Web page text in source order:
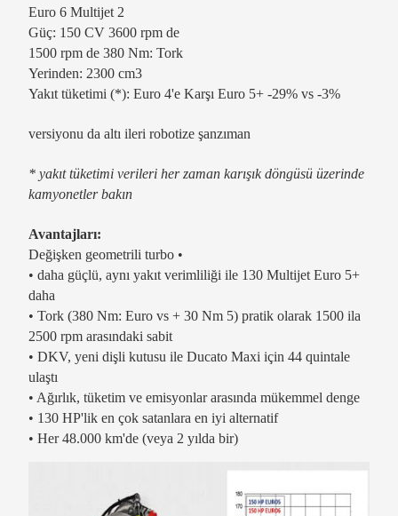
Euro 6 Multijet 2
Güç: 150 CV 3600 rpm de
1500 rpm de 380 Nm: Tork
Yerinden: 2300 cm3
Yakıt tüketimi (*): Euro 4'e Karşı Euro 5+ -29% vs -3%
versiyonu da altı ileri robotize şanzıman
* yakıt tüketimi verileri her zaman karışık döngüsü üzerinde
kamyonetler bakın
Avantajları:
Değişken geometrili turbo •
• daha güçlü, aynı yakıt verimliliği ile 130 Multijet Euro 5+
daha
• Tork (380 Nm: Euro vs + 30 Nm 5) pratik olarak 1500 ila
2500 rpm arasındaki sabit
• DKV, yeni dişli kutusu ile Ducato Maxi için 44 quintale
ulaştı
• Ağırlık, tüketim ve emisyonlar arasında mükemmel denge
• 130 HP'lik en çok satanlara en iyi alternatif
• Her 48.000 km'de (veya 2 yılda bir)